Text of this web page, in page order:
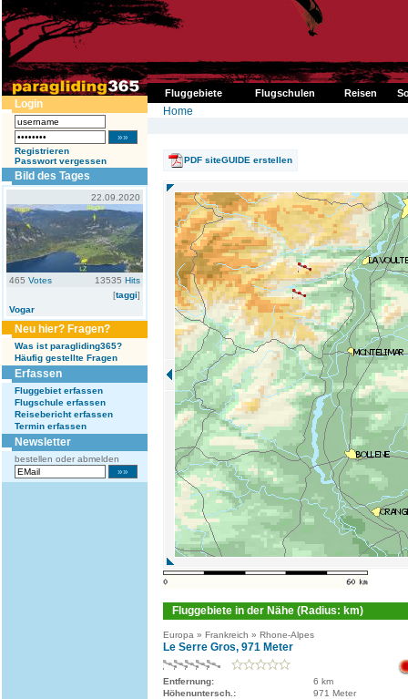
Fluggebiete Flugschulen Reisen
Login
Registrieren
Passwort vergessen
Bild des Tages
22.09.2020
465 Votes 13535 Hits
[taggi]
Vogar
Neu hier? Fragen?
Was ist paragliding365?
Häufig gestellte Fragen
Erfassen
Fluggebiet erfassen
Flugschule erfassen
Reisebericht erfassen
Termin erfassen
Newsletter
bestellen oder abmelden
Home
PDF siteGUIDE erstellen
Fluggebiete in der Nähe (Radius: km)
Europa » Frankreich » Rhone-Alpes
Le Serre Gros, 971 Meter
Entfernung:
6 km
Höhenuntersch.:
971 Meter